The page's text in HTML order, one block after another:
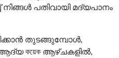
നിങ്ങൾ പതിവായി മദ്യപാനം
തുടങ്ങുമ്പോൾ,
কয়েক ആഴ്ചകളിൽ,